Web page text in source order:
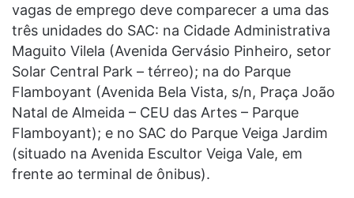
vagas de emprego deve comparecer a uma das
três unidades do SAC: na Cidade Administrativa
Maguito Vilela (Avenida Gervásio Pinheiro, setor
Solar Central Park – térreo); na do Parque
Flamboyant (Avenida Bela Vista, s/n, Praça João
Natal de Almeida – CEU das Artes – Parque
Flamboyant); e no SAC do Parque Veiga Jardim
(situado na Avenida Escultor Veiga Vale, em
frente ao terminal de ônibus).